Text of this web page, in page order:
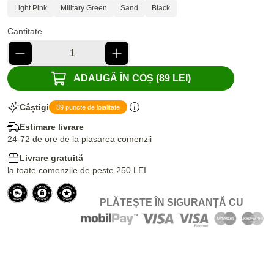
Light Pink Military Green Sand Black
Cantitate
ADAUGĂ ÎN COȘ (89 LEI)
Câștigi 89 puncte de loialitate
Estimare livrare
24-72 de ore de la plasarea comenzii
Livrare gratuită
la toate comenzile de peste 250 LEI
PLĂTEȘTE ÎN SIGURANȚĂ CU